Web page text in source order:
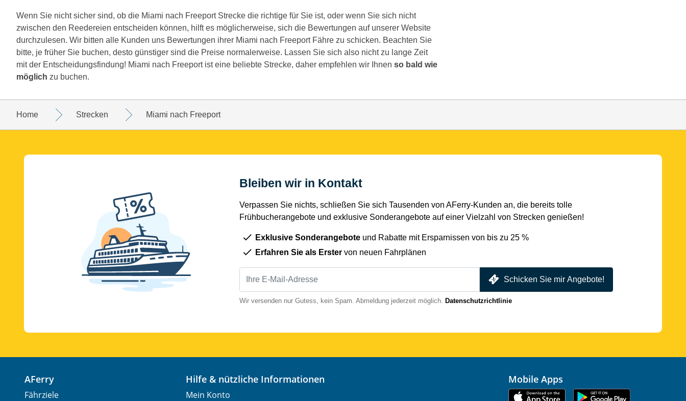
Wenn Sie nicht sicher sind, ob die Miami nach Freeport Strecke die richtige für Sie ist, oder wenn Sie sich nicht
zwischen den Reedereien entscheiden können, hilft es möglicherweise, sich die Bewertungen auf unserer Website
durchzulesen. Wir bitten alle Kunden uns Bewertungen ihrer Miami nach Freeport Fähre zu schicken. Beachten Sie
bitte, je früher Sie buchen, desto günstiger sind die Preise normalerweise. Lassen Sie sich also nicht zu lange Zeit
mit der Entscheidungsfindung! Miami nach Freeport ist eine beliebte Strecke, daher empfehlen wir Ihnen so bald wie
möglich zu buchen.
Home Strecken Miami nach Freeport
Bleiben wir in Kontakt
Verpassen Sie nichts, schließen Sie sich Tausenden von AFerry-Kunden an, die bereits tolle
Frühbucherangebote und exklusive Sonderangebote auf einer Vielzahl von Strecken genießen!
Exklusive Sonderangebote und Rabatte mit Ersparnissen von bis zu 25 %
Erfahren Sie als Erster von neuen Fahrplänen
Schicken Sie mir Angebote!
Wir versenden nur Gutess, kein Spam. Abmeldung jederzeit möglich. Datenschutzrichtlinie
AFerry
Fährziele
Hilfe & nützliche Informationen
Mein Konto
Mobile Apps